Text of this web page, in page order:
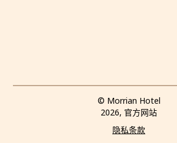
© Morrian Hotel
2026, 官方网站
隐私条款